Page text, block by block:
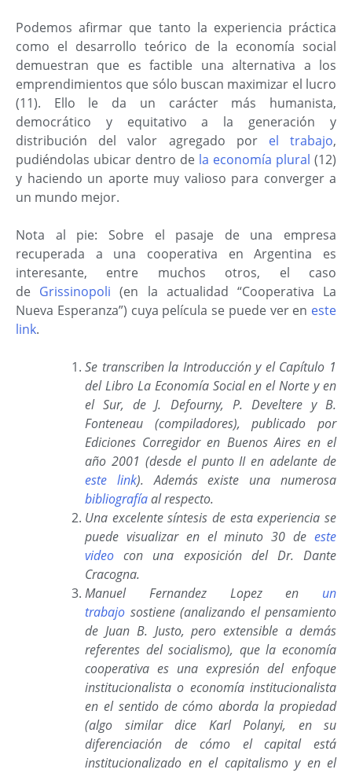
Podemos afirmar que tanto la experiencia práctica
como el desarrollo teórico de la economía social
demuestran que es factible una alternativa a los
emprendimientos que sólo buscan maximizar el lucro
(11). Ello le da un carácter más humanista,
democrático y equitativo a la generación y
distribución del valor agregado por el trabajo,
pudiéndolas ubicar dentro de la economía plural (12)
y haciendo un aporte muy valioso para converger a
un mundo mejor.
Nota al pie: Sobre el pasaje de una empresa
recuperada a una cooperativa en Argentina es
interesante, entre muchos otros, el caso
de Grissinopoli (en la actualidad “Cooperativa La
Nueva Esperanza”) cuya película se puede ver en este
link.
Se transcriben la Introducción y el Capítulo 1
del Libro La Economía Social en el Norte y en
el Sur, de J. Defourny, P. Develtere y B.
Fonteneau (compiladores), publicado por
Ediciones Corregidor en Buenos Aires en el
año 2001 (desde el punto II en adelante de
este link). Además existe una numerosa
bibliografíaal respecto.
Una excelente síntesis de esta experiencia se
puede visualizar en el minuto 30 de este
video con una exposición del Dr. Dante
Cracogna.
Manuel Fernandez Lopez en un
trabajo sostiene (analizando el pensamiento
de Juan B. Justo, peroextensible a demás
referentes del socialismo), que la economía
cooperativa es una expresión del enfoque
institucionalista o economía institucionalista
en el sentido de cómo aborda la propiedad
(algo similar dice Karl Polanyi, en su
diferenciación de cómo el capital está
institucionalizado en el capitalismo y en el